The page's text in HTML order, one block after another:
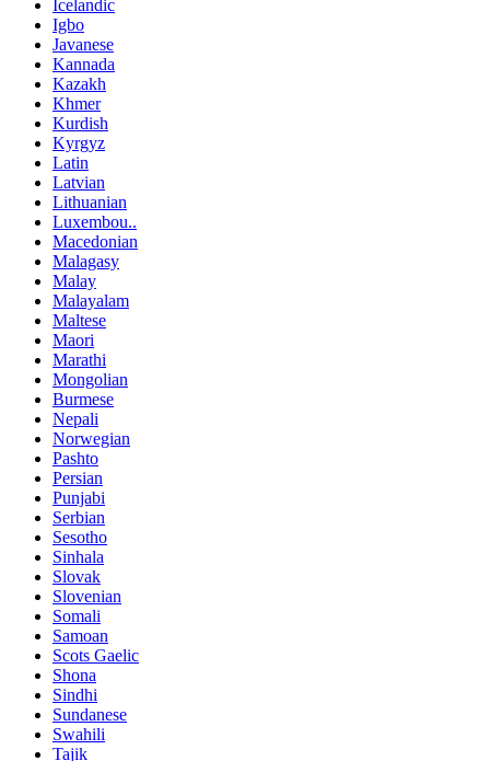
Icelandic
Igbo
Javanese
Kannada
Kazakh
Khmer
Kurdish
Kyrgyz
Latin
Latvian
Lithuanian
Luxembou..
Macedonian
Malagasy
Malay
Malayalam
Maltese
Maori
Marathi
Mongolian
Burmese
Nepali
Norwegian
Pashto
Persian
Punjabi
Serbian
Sesotho
Sinhala
Slovak
Slovenian
Somali
Samoan
Scots Gaelic
Shona
Sindhi
Sundanese
Swahili
Tajik